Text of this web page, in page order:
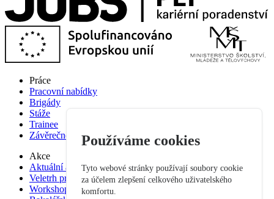
Práce
Pracovní nabídky
Brigády
Stáže
Trainee
Závěrečné práce
Akce
Aktuální akce
Veletrh pracovních příležitostí
Workshop studium pro praxi
Používáme cookies
Tyto webové stránky používají soubory cookie
za účelem zlepšení celkového uživatelského
komfortu.